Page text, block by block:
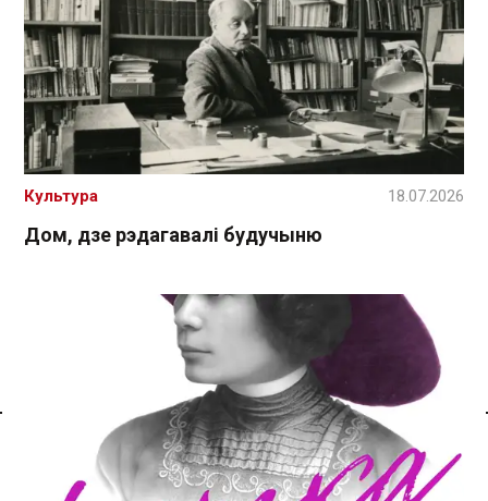
Спасылка без VPN
Дом, дзе рэдагавалі будучыню
Культура 18.07.2026